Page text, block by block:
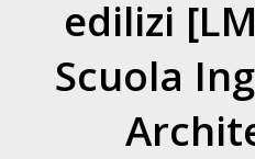
edilizi
Scuola